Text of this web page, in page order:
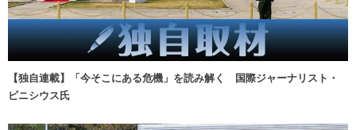
【独自連載】「今そこにある危機」を読み解く 国際ジャーナリスト・
ビニシウス氏